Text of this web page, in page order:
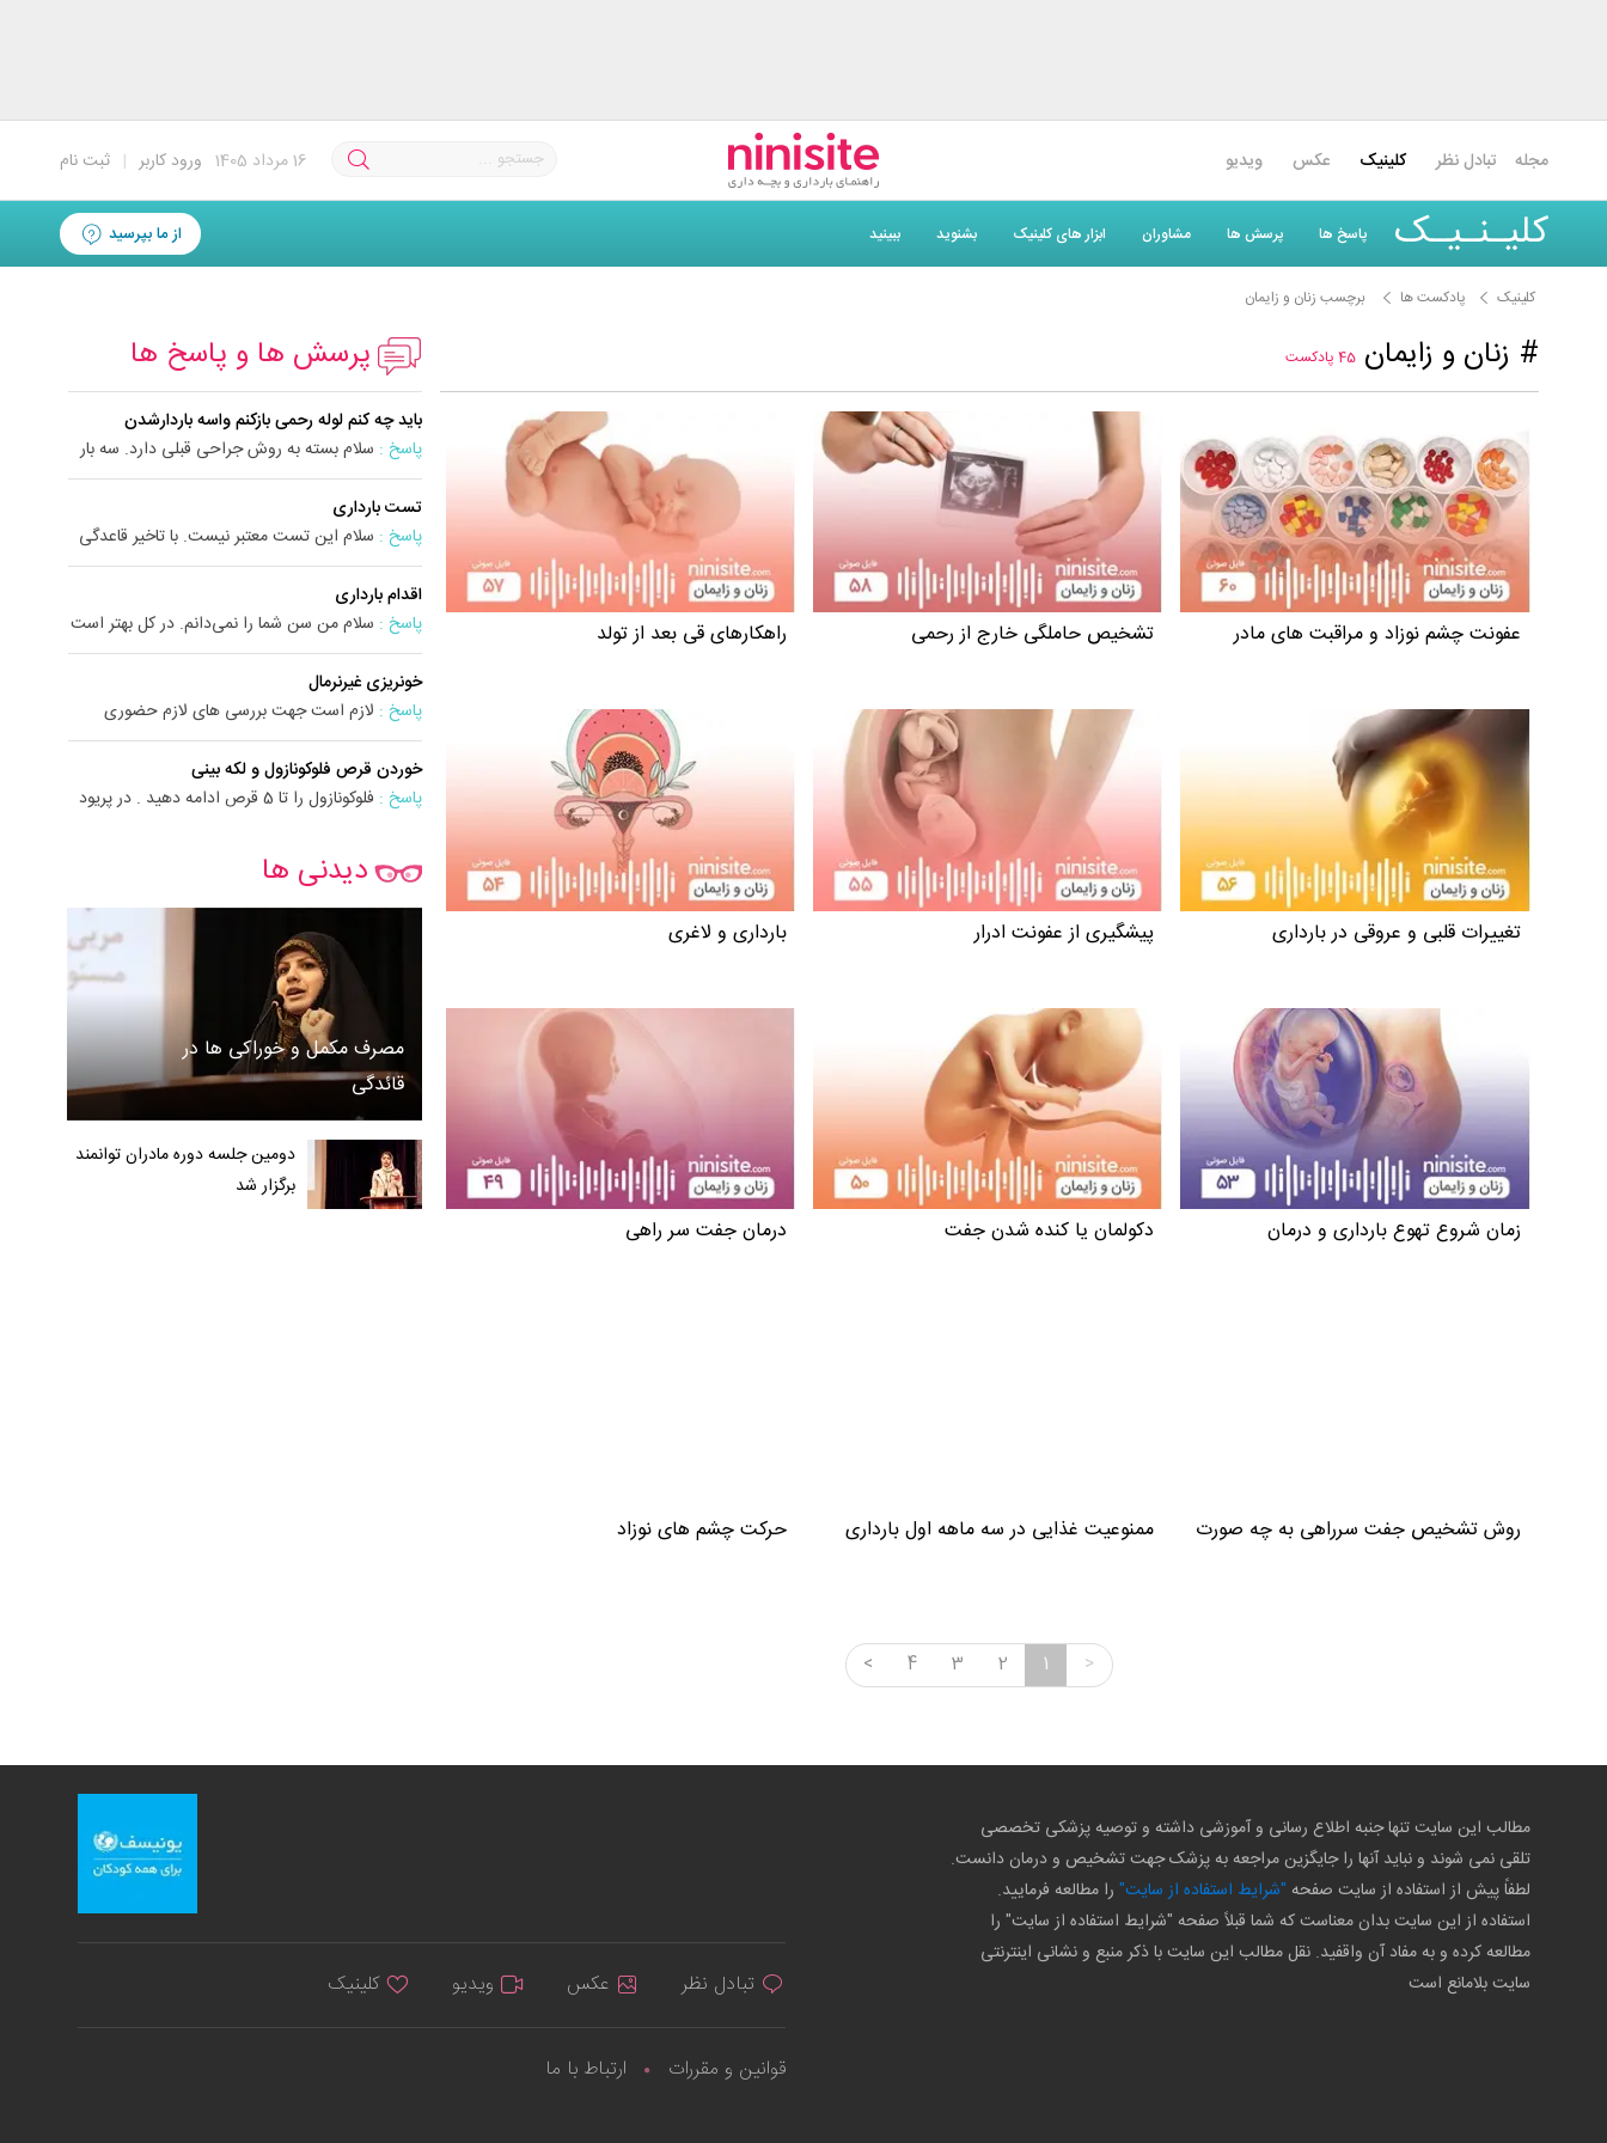
ثبت نام | ورود کاربر 16مرداد 1405 مجله تبادل نظر کلینیک عکس ویدیو
کلیـنـیـک پاسخ ها پرسش ها مشاوران ابزار های کلینیک بشنوید ببینید از ما بپرسید
کلینیک پادکست ها برچسب زنان و زایمان
# زنان و زایمان 45 پادکست
عفونت چشم نوزاد و مراقبت های مادر تشخیص حاملگی خارج از رحمی راهکارهای قی بعد از تولد
تغییرات قلبی و عروقی در بارداری پیشگیری از عفونت ادرار بارداری و لاغری
زمان شروع تهوع بارداری و درمان دکولمان یا کنده شدن جفت درمان جفت سر راهی
روش تشخیص جفت سرراهی به چه صورت
ممنوعیت غذایی در سه ماهه اول بارداری حرکت چشم های نوزاد
>
1
2
3
4
<
پرسش ها و پاسخ ها
باید چه کنم لوله رحمی بازکنم واسه باردارشدن
پاسخ : سلام بسته به روش جراحی قبلی دارد. سه بار
سزارین شد...
تست بارداری
پاسخ : سلام این تست معتبر نیست. با تاخیر قاعدگی
تست خون ...
اقدام بارداری
پاسخ : سلام من سن شما را نمی‌دانم. در کل بهتر است
قبل از ...
خونریزی غیرنرمال
پاسخ : لازم است جهت بررسی های لازم حضوری
ویزیت شوید .
خوردن قرص فلوکونازول و لکه بینی
پاسخ :
فلوکونازول را تا 5 قرص ادامه دهید . در پریود
دیدنی ها
مصرف مکمل و خوراکی ها در
قائدگی
دومین جلسه دوره مادران توانمند
برگزار شد
مطالب این سایت تنها جنبه اطلاع رسانی و آموزشی داشته و توصیه پزشکی تخصصی
تلقی نمی شوند و نباید آنها را جایگزین مراجعه به پزشک جهت تشخیص و درمان دانست.
لطفاً پیش از استفاده از سایت صفحه "شرایط استفاده از سایت" را مطالعه فرمایید.
استفاده از این سایت بدان معناست که شما قبلاً صفحه "شرایط استفاده از سایت" را
مطالعه کرده و به مفاد آن واقفید. نقل مطالب این سایت با ذکر منبع و نشانی اینترنتی
سایت بلامانع است
تبادل نظر عکس ویدیو کلینیک
قوانین و مقررات ارتباط با ما